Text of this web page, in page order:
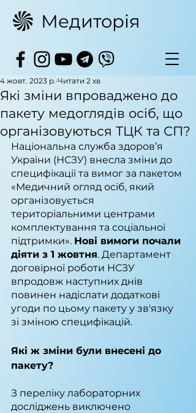
Медиторія
Які зміни впроваджено до
пакету медоглядів осіб, що
організовуються ТЦК та СП?
4 жовт. 2023 р. Читати 2 хв
Національна служба здоров’я
України (НСЗУ) внесла зміни до
специфікації та вимог за пакетом
«Медичний огляд осіб, який
організовується
територіальними центрами
комплектування та соціальної
підтримки». Нові вимоги почали
діяти з 1 жовтня. Департамент
договірної роботи НСЗУ
впродовж наступних днів
повинен надіслати додаткові
угоди по цьому пакету у зв'язку
зі зміною специфікацій.
Які ж зміни були внесені до
пакету?
З переліку лабораторних
досліджень виключено